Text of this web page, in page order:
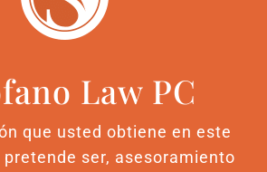
Law PC
que usted obtiene en este
ser, asesoramiento